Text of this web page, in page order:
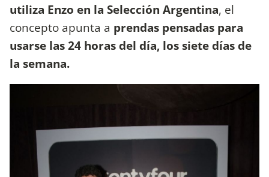
utiliza Enzo en la Selección Argentina, el
concepto apunta a prendas pensadas para
usarse las 24 horas del día, los siete días de
la semana.